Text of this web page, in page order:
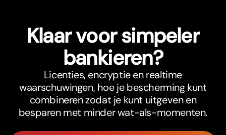
Klaar voor simpeler
bankieren?
Licenties, encryptie en realtime
waarschuwingen, hoe je bescherming kunt
combineren zodat je kunt uitgeven en
besparen met minder wat-als-momenten.